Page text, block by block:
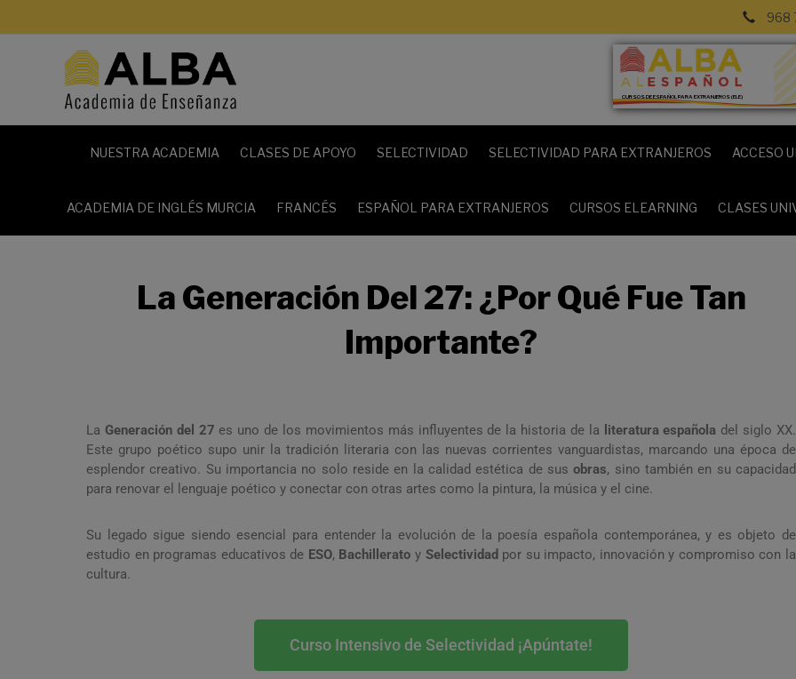
968
CURSOS DE ESPAÑOL PARA EXTRANJEROS (ELE)
NUESTRA ACADEMIA CLASES DE APOYO SELECTIVIDAD SELECTIVIDAD PARA EXTRANJEROS ACCESO
ACADEMIA DE INGLÉS MURCIA FRANCÉS ESPAÑOL PARA EXTRANJEROS CURSOS ELEARNING CLASES
La Generación Del 27: ¿Por Qué Fue Tan
Importante?
La Generación del 27 es uno de los movimientos más influyentes de la historia de la literatura española del siglo XX.
Este grupo poético supo unir la tradición literaria con las nuevas corrientes vanguardistas, marcando una época de
esplendor creativo. Su importancia no solo reside en la calidad estética de susobras, sino también en su capacidad
para renovar el lenguaje poético y conectar con otras artes como la pintura, la música y el cine.
Su legado sigue siendo esencial para entender la evolución de la poesía española contemporánea, y es objeto de
estudio en programas educativos de ESO, Bachillerato y Selectividad por su impacto, innovación y compromiso con la
cultura.
Curso Intensivo de Selectividad ¡Apúntate!